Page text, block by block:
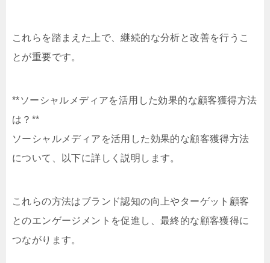
これらを踏まえた上で、継続的な分析と改善を行うこ
とが重要です。
**ソーシャルメディアを活用した効果的な顧客獲得方法
は？**
ソーシャルメディアを活用した効果的な顧客獲得方法
について、以下に詳しく説明します。
これらの方法はブランド認知の向上やターゲット顧客
とのエンゲージメントを促進し、最終的な顧客獲得に
つながります。